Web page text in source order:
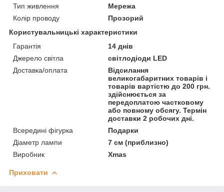
Тип живлення
Мережа
Колір проводу
Прозорий
Користувальницькі характеристики
Гарантія
14 днів
Джерело світла
світлодіоди LED
Доставка/оплата
Відсилання
великогабаритних товарів і
товарів вартістю до 200 грн.
здійснюється за
передоплатою частковому
або повному обсягу. Термін
доставки 2 робочих дні.
Всередині фігурка
Подарки
Діаметр лампи
7 см (приблизно)
Виробник
Xmas
Приховати